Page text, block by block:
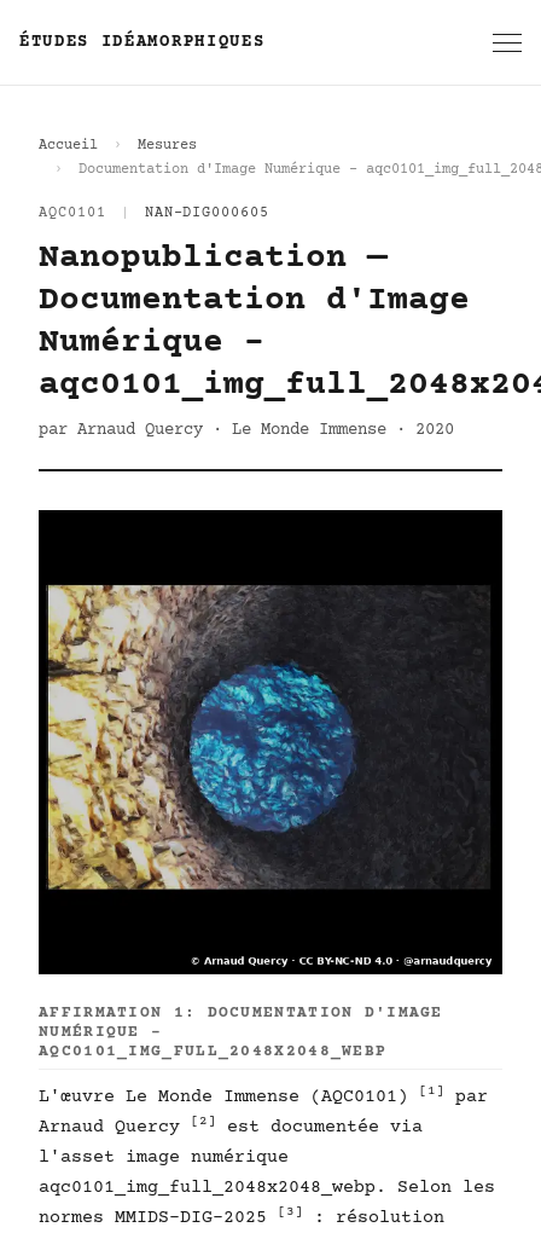
ÉTUDES IDÉAMORPHIQUES
Accueil
Mesures
Documentation d'Image Numérique -
AQC0101 NAN-DIG000605
Nanopublication —
Documentation d'Image
Numérique -
par Arnaud Quercy · Le Monde Immense · 2020
AFFIRMATION 1: DOCUMENTATION D'IMAGE
NUMÉRIQUE -
AQC0101_IMG_FULL_2048X2048_WEBP
L'œuvre Le Monde Immense (AQC0101) [1]
par
Arnaud Quercy
[2]
est documentée via
l'asset image numérique
aqc0101_img_full_2048x2048_webp. Selon les
normes MMIDS-DIG-2025
[3]
: résolution